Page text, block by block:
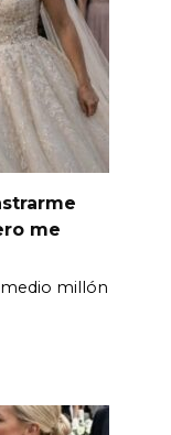
me
medio millón